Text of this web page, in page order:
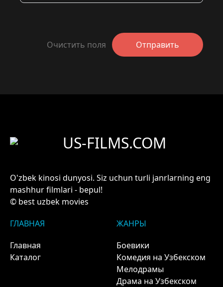
Очистить поля Отправить
US-FILMS.COM
O'zbek kinosi dunyosi. Siz uchun turli janrlarning eng
mashhur filmlari - bepul!
© best uzbek movies
ГЛАВНАЯ
Главная
Каталог
ЖАНРЫ
Боевики
Комедия на Узбекском
Мелодрамы
Драма на Узбекском